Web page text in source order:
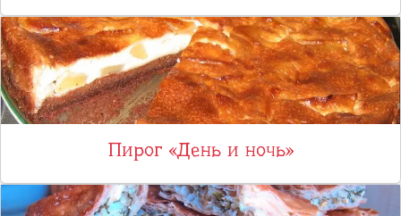
Пирог «День и ночь»